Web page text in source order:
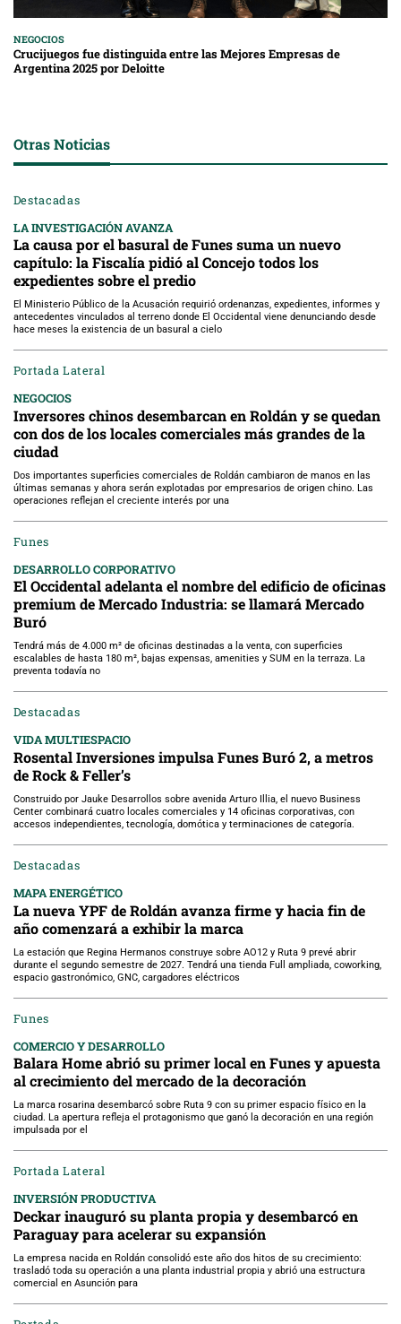
NEGOCIOS
Crucijuegos fue distinguida entre las Mejores Empresas de
Argentina 2025 por Deloitte
Otras Noticias
Destacadas
LA INVESTIGACIÓN AVANZA
La causa por el basural de Funes suma un nuevo
capítulo: la Fiscalía pidió al Concejo todos los
expedientes sobre el predio
El Ministerio Público de la Acusación requirió ordenanzas, expedientes, informes y
antecedentes vinculados al terreno donde El Occidental viene denunciando desde
hace meses la existencia de un basural a cielo
Portada Lateral
NEGOCIOS
Inversores chinos desembarcan en Roldán y se quedan
con dos de los locales comerciales más grandes de la
ciudad
Dos importantes superficies comerciales de Roldán cambiaron de manos en las
últimas semanas y ahora serán explotadas por empresarios de origen chino. Las
operaciones reflejan el creciente interés por una
Funes
DESARROLLO CORPORATIVO
El Occidental adelanta el nombre del edificio de oficinas
premium de Mercado Industria: se llamará Mercado
Buró
Tendrá más de 4.000 m² de oficinas destinadas a la venta, con superficies
escalables de hasta 180 m², bajas expensas, amenities y SUM en la terraza. La
preventa todavía no
Destacadas
VIDA MULTIESPACIO
Rosental Inversiones impulsa Funes Buró 2, a metros
de Rock & Feller’s
Construido por Jauke Desarrollos sobre avenida Arturo Illia, el nuevo Business
Center combinará cuatro locales comerciales y 14 oficinas corporativas, con
accesos independientes, tecnología, domótica y terminaciones de categoría.
Destacadas
MAPA ENERGÉTICO
La nueva YPF de Roldán avanza firme y hacia fin de
año comenzará a exhibir la marca
La estación que Regina Hermanos construye sobre AO12 y Ruta 9 prevé abrir
durante el segundo semestre de 2027. Tendrá una tienda Full ampliada, coworking,
espacio gastronómico, GNC, cargadores eléctricos
Funes
COMERCIO Y DESARROLLO
Balara Home abrió su primer local en Funes y apuesta
al crecimiento del mercado de la decoración
La marca rosarina desembarcó sobre Ruta 9 con su primer espacio físico en la
ciudad. La apertura refleja el protagonismo que ganó la decoración en una región
impulsada por el
Portada Lateral
INVERSIÓN PRODUCTIVA
Deckar inauguró su planta propia y desembarcó en
Paraguay para acelerar su expansión
La empresa nacida en Roldán consolidó este año dos hitos de su crecimiento:
trasladó toda su operación a una planta industrial propia y abrió una estructura
comercial en Asunción para